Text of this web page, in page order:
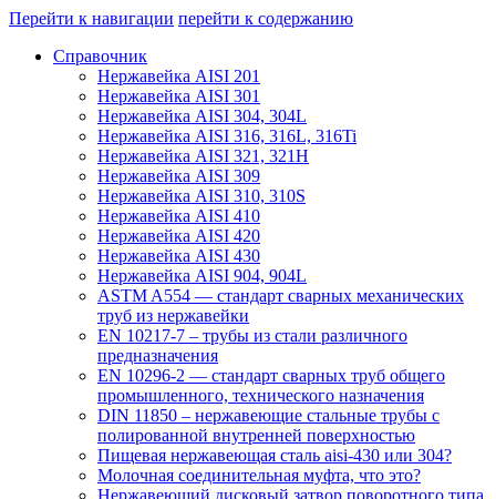
Перейти к навигации перейти к содержанию
Справочник
Нержавейка AISI 201
Нержавейка AISI 301
Нержавейка AISI 304, 304L
Нержавейка AISI 316, 316L, 316Ti
Нержавейка AISI 321, 321H
Нержавейка AISI 309
Нержавейка AISI 310, 310S
Нержавейка AISI 410
Нержавейка AISI 420
Нержавейка AISI 430
Нержавейка AISI 904, 904L
ASTM A554 — стандарт сварных механических
труб из нержавейки
EN 10217-7 – трубы из стали различного
предназначения
EN 10296-2 — стандарт сварных труб общего
промышленного, технического назначения
DIN 11850 – нержавеющие стальные трубы с
полированной внутренней поверхностью
Пищевая нержавеющая сталь aisi-430 или 304?
Молочная соединительная муфта, что это?
Нержавеющий дисковый затвор поворотного типа